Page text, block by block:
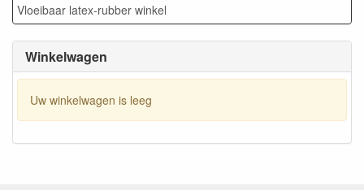
Vloeibaar latex-rubber winkel
Winkelwagen
Uw winkelwagen is leeg